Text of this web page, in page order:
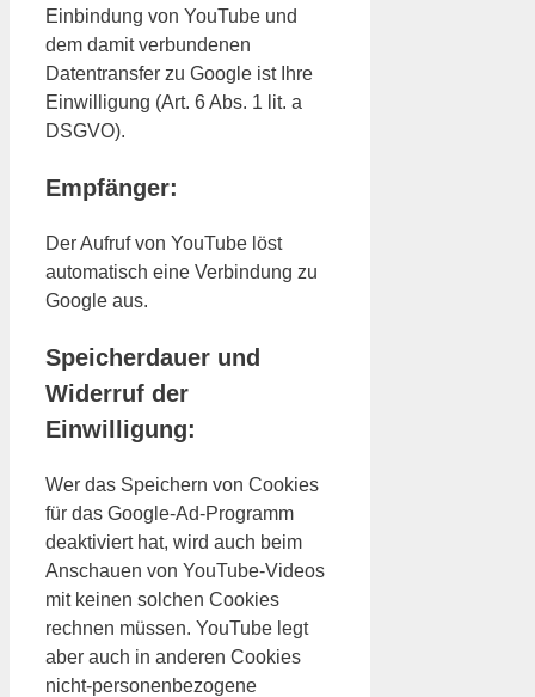
Einbindung von YouTube und
dem damit verbundenen
Datentransfer zu Google ist Ihre
Einwilligung (Art. 6 Abs. 1 lit. a
DSGVO).
Empfänger:
Der Aufruf von YouTube löst
automatisch eine Verbindung zu
Google aus.
Speicherdauer und
Widerruf der
Einwilligung:
Wer das Speichern von Cookies
für das Google-Ad-Programm
deaktiviert hat, wird auch beim
Anschauen von YouTube-Videos
mit keinen solchen Cookies
rechnen müssen. YouTube legt
aber auch in anderen Cookies
nicht-personenbezogene